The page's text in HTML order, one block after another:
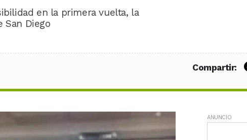
en la primera vuelta, la
San Diego
Compartir:
ANUNCIO